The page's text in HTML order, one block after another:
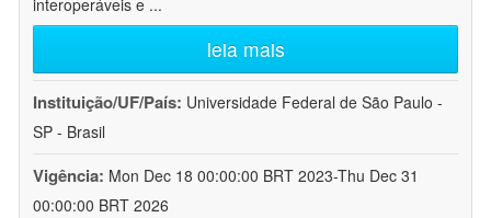
interoperáveis e ...
leia mais
Instituição/UF/País: Universidade Federal de São Paulo -
SP - Brasil
Vigência: Mon Dec 18 00:00:00 BRT 2023-Thu Dec 31
00:00:00 BRT 2026